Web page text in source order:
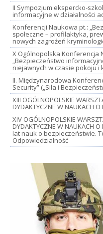
II Sympozjum ekspercko-
informacyjne w działalności
Konferencji Naukowa pt.:
społeczne – profilaktyka,
nowych zagrożeń
X Ogólnopolska Konferencja
„Bezpieczeństwo
niejawnych w czasie pokoju i
II. Międzynarodowa
Security” („Siła i
XIII OGÓLNOPOLSKIE
DYDAKTYCZNE W NAUKACH O
XIV OGÓLNOPOLSKIE
DYDAKTYCZNE W NAUKACH
lat nauk o bezpieczeństwie.
Odpowiedzialność